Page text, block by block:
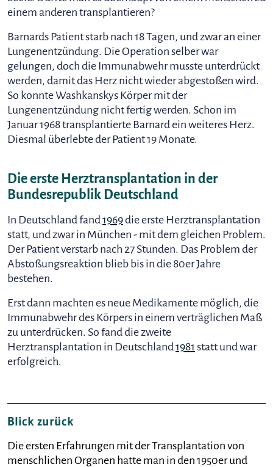
einem anderen transplantieren?
Barnards Patient starb nach 18 Tagen, und zwar an einer
Lungenentzündung. Die Operation selber war
gelungen, doch die Immunabwehr musste unterdrückt
werden, damit das Herz nicht wieder abgestoßen wird.
So konnte Washkanskys Körper mit der
Lungenentzündung nicht fertig werden. Schon im
Januar 1968 transplantierte Barnard ein weiteres Herz.
Diesmal überlebte der Patient 19 Monate.
Die erste Herztransplantation in der
Bundesrepublik Deutschland
In Deutschland fand1969die erste Herztransplantation
statt, und zwar in München - mit dem gleichen Problem.
Der Patient verstarb nach 27 Stunden. Das Problem der
Abstoßungsreaktion blieb bis in die 80er Jahre
bestehen.
Erst dann machten es neue Medikamente möglich, die
Immunabwehr des Körpers in einem verträglichen Maß
zu unterdrücken. So fand die zweite
Herztransplantation in Deutschland1981 statt und war
erfolgreich.
Blick zurück
Die ersten Erfahrungen mit der Transplantation von
menschlichen Organen hatte man in den 1950er und